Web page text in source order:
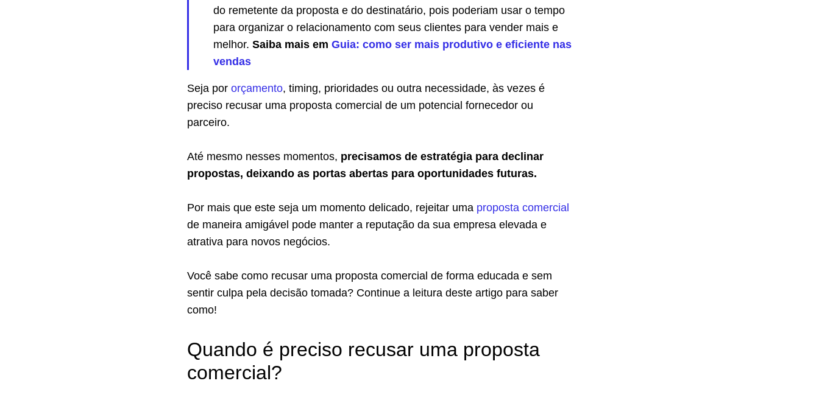
do remetente da proposta e do destinatário, pois poderiam usar o tempo
para organizar o relacionamento com seus clientes para vender mais e
melhor. Saiba mais em Guia: como ser mais produtivo e eficiente nas
vendas
Seja por orçamento, timing, prioridades ou outra necessidade, às vezes é
preciso recusar uma proposta comercial de um potencial fornecedor ou
parceiro.
Até mesmo nesses momentos, precisamos de estratégia para declinar
propostas, deixando as portas abertas para oportunidades futuras.
Por mais que este seja um momento delicado, rejeitar uma proposta comercial
de maneira amigável pode manter a reputação da sua empresa elevada e
atrativa para novos negócios.
Você sabe como recusar uma proposta comercial de forma educada e sem
sentir culpa pela decisão tomada? Continue a leitura deste artigo para saber
como!
Quando é preciso recusar uma proposta
comercial?